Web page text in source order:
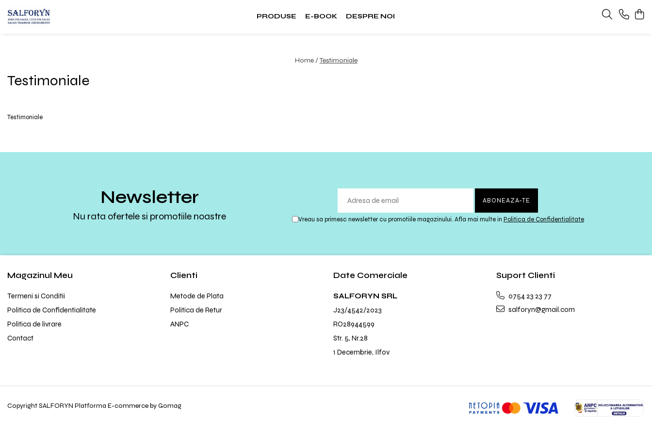
PRODUSE E-BOOK DESPRE NOI
Home /Testimoniale
Testimoniale
Testimoniale
Newsletter
Nu rata ofertele si promotiile noastre Vreau sa primesc newsletter cu promotiile magazinului. Afla mai multe in Politica de Confidentialitate
Magazinul Meu
Termeni si Conditii
Politica de Confidentialitate
Politica de livrare
Contact
Clienti
Metode de Plata
Politica de Retur
ANPC
Date Comerciale
SALFORYN SRL
J23/4542/2023
RO28944599
Str. 5, Nr.28
1 Decembrie, Ilfov
Suport Clienti
0754 23 23 77
salforyn@gmail.com
Copyright SALFORYN Platforma E-commerce by Gomag